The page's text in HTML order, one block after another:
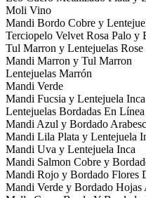
Moli Vino
Mandi Bordo Cobre y
Terciopelo Velvet Rosa Palo y
Tul Marron y Lentejuelas Rose
Mandi Marron y Tul Marron
Lentejuelas Marrón
Mandi Verde
Mandi Fucsia y Lentejuela Inca
Lentejuelas Bordadas En
Mandi Azul y Bordado
Mandi Lila Plata y Lentejuela
Mandi Uva y Lentejuela Inca
Mandi Salmon Cobre y
Mandi Rojo y Bordado Flores
Mandi Verde y Bordado